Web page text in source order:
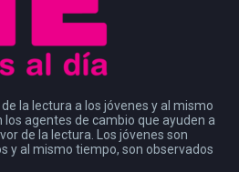
la lectura a los jóvenes y al mismo
agentes de cambio que ayuden a
de la lectura. Los jóvenes son
y al mismo tiempo, son observados